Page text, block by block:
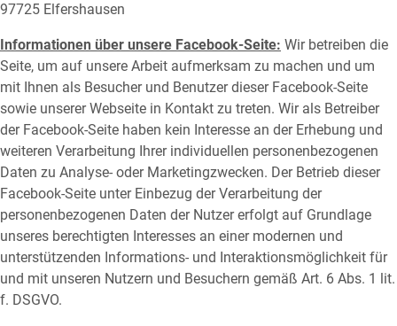
97725 Elfershausen
Informationen über unsere Facebook-Seite: Wir betreiben die
Seite, um auf unsere Arbeit aufmerksam zu machen und um
mit Ihnen als Besucher und Benutzer dieser Facebook-Seite
sowie unserer Webseite in Kontakt zu treten. Wir als Betreiber
der Facebook-Seite haben kein Interesse an der Erhebung und
weiteren Verarbeitung Ihrer individuellen personenbezogenen
Daten zu Analyse- oder Marketingzwecken. Der Betrieb dieser
Facebook-Seite unter Einbezug der Verarbeitung der
personenbezogenen Daten der Nutzer erfolgt auf Grundlage
unseres berechtigten Interesses an einer modernen und
unterstützenden Informations- und Interaktionsmöglichkeit für
und mit unseren Nutzern und Besuchern gemäß Art. 6 Abs. 1 lit.
f. DSGVO.